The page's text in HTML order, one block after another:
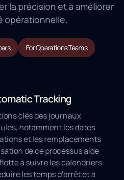
la précision et à améliorer
opérationnelle.
For Operations Teams
Tracking
clés des journaux
notamment les dates
et les remplacements
de ce processus aide
à suivre les calendriers
les temps d'arrêt et à